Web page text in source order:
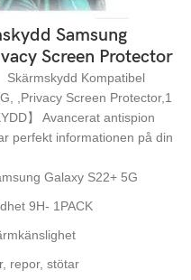
Samsung
Screen Protector
Skärmskydd Kompatibel
,Privacy Screen Protector,1
】 Avancerat antispion
perfekt informationen på din
Galaxy S22+ 5G
9H- 1PACK
repor, stötar